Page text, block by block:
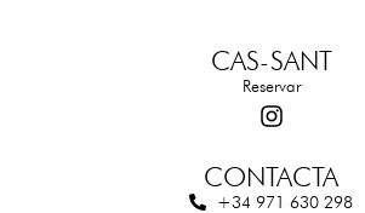
CAS-SANT
Reservar
CONTACTA
+34 971 630 298